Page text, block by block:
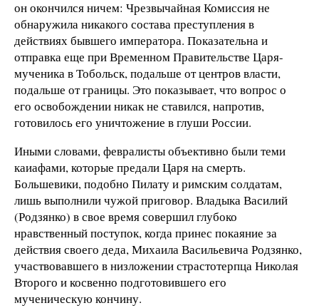
он окончился ничем: Чрезвычайная Комиссия не
обнаружила никакого состава преступления в
действиях бывшего императора. Показательна и
отправка еще при Временном Правительстве Царя-
мученика в Тобольск, подальше от центров власти,
подальше от границы. Это показывает, что вопрос о
его освобождении никак не ставился, напротив,
готовилось его уничтожение в глуши России.
Иными словами, февралисты объективно были теми
каиафами, которые предали Царя на смерть.
Большевики, подобно Пилату и римским солдатам,
лишь выполнили чужой приговор. Владыка Василий
(Родзянко) в свое время совершил глубоко
нравственный поступок, когда принес покаяние за
действия своего деда, Михаила Васильевича Родзянко,
участвовавшего в низложении страстотерпца Николая
Второго и косвенно подготовившего его
мученическую кончину.